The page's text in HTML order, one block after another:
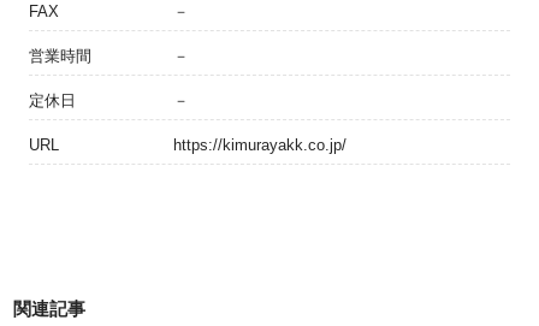
FAX －
営業時間 －
定休日 －
URL https://kimurayakk.co.jp/
関連記事